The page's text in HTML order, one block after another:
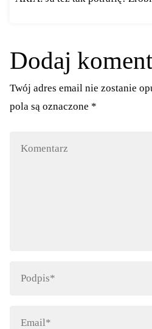
Dodaj
Twój adres email nie zostanie
pola są oznaczone *